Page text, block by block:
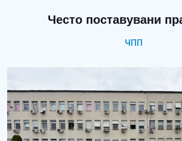
Често поставувани
ЧПП